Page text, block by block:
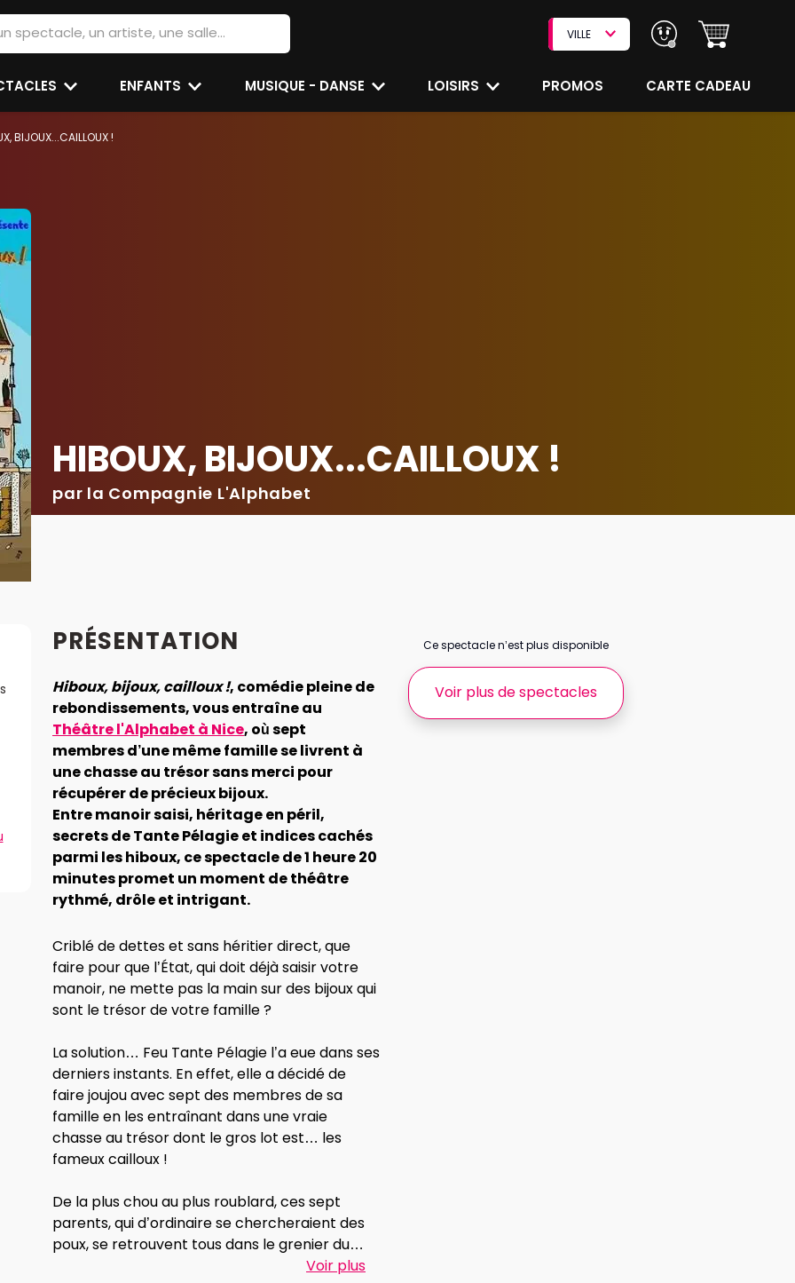
VILLE
ENFANTS MUSIQUE - DANSE LOISIRS PROMOS CARTE CADEAU
BIJOUX...CAILLOUX !
HIBOUX, BIJOUX...CAILLOUX !
par la Compagnie L'Alphabet
PRÉSENTATION
Hiboux, bijoux, cailloux !, comédie pleine de
rebondissements, vous entraîne au
Théâtre l'Alphabet à Nice, où sept
membres d’une même famille se livrent à
une chasse au trésor sans merci pour
récupérer de précieux bijoux.
Entre manoir saisi, héritage en péril,
secrets de Tante Pélagie et indices cachés
parmi les hiboux, ce spectacle de 1 heure 20
minutes promet un moment de théâtre
rythmé, drôle et intrigant.
Criblé de dettes et sans héritier direct, que
faire pour que l’État, qui doit déjà saisir votre
manoir, ne mette pas la main sur des bijoux qui
sont le trésor de votre famille ?
La solution… Feu Tante Pélagie l’a eue dans ses
derniers instants. En effet, elle a décidé de
faire joujou avec sept des membres de sa
famille en les entraînant dans une vraie
chasse au trésor dont le gros lot est… les
fameux cailloux !
De la plus chou au plus roublard, ces sept
parents, qui d’ordinaire se chercheraient des
poux, se retrouvent tous dans le grenier du
manoir afin de dénicher le précieux butin.
Voir plus
Ce spectacle n’est plus disponible
Voir plus de spectacles